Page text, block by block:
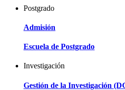
Postgrado
Admisión
Escuela de Postgrado
Investigación
Gestión de la Investigación